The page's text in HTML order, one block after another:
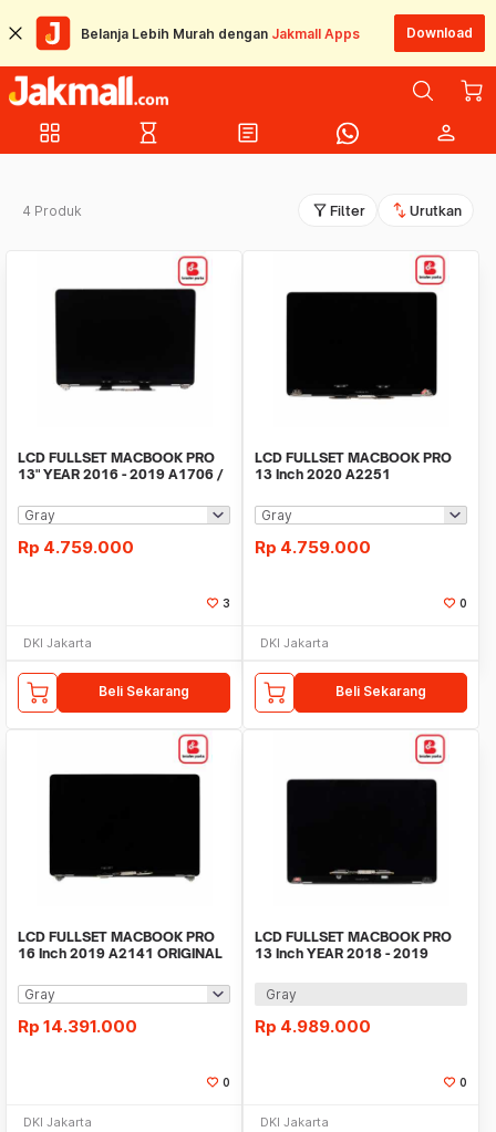
Belanja Lebih Murah dengan Jakmall Apps Download
grid_view hourglass_empty article person
4 Produk filter_alt Filter swap_vert Urutkan
LCD FULLSET MACBOOK PRO
13" YEAR 2016 - 2019 A1706 /
Rp 4.759.000
3
DKI Jakarta
Beli Sekarang
LCD FULLSET MACBOOK PRO
13 Inch 2020 A2251
Rp 4.759.000
0
DKI Jakarta
Beli Sekarang
LCD FULLSET MACBOOK PRO
16 Inch 2019 A2141 ORIGINAL
Rp 14.391.000
0
DKI Jakarta
LCD FULLSET MACBOOK PRO
13 Inch YEAR 2018 - 2019
Gray
Rp 4.989.000
0
DKI Jakarta